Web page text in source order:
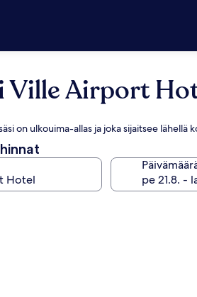
Ville Airport
on ulkouima-allas ja joka sijaitsee lähellä